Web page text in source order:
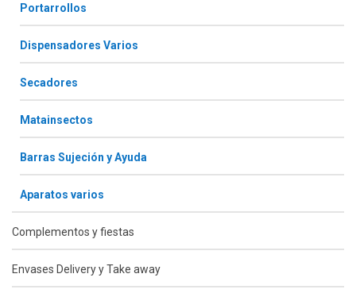
Portarrollos
Dispensadores Varios
Secadores
Matainsectos
Barras Sujeción y Ayuda
Aparatos varios
Complementos y fiestas
Envases Delivery y Take away